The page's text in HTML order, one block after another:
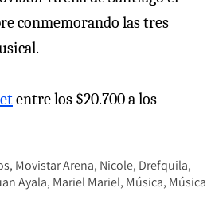
conmemorando las tres
entre los $20.700 a los
Movistar Arena Nicole Drefquila
Ayala Mariel Mariel Música Música